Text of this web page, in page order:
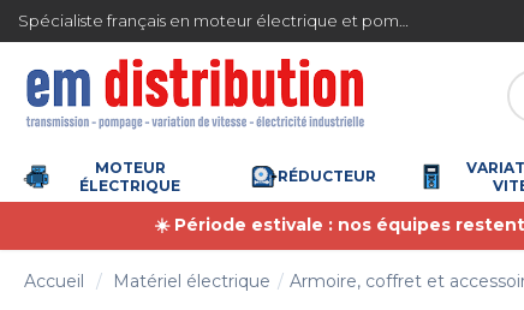
4.7/5 (6361 avis)
MOTEUR
ÉLECTRIQUE
RÉDUCTEUR
☀️ Période estivale : nos équipes
Accueil Matériel électrique Armoire, coffret et
Gestion des cookies